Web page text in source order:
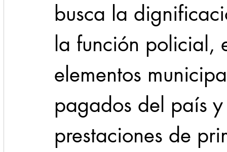
busca la
la función policial,
elementos
pagados del país
prestaciones de